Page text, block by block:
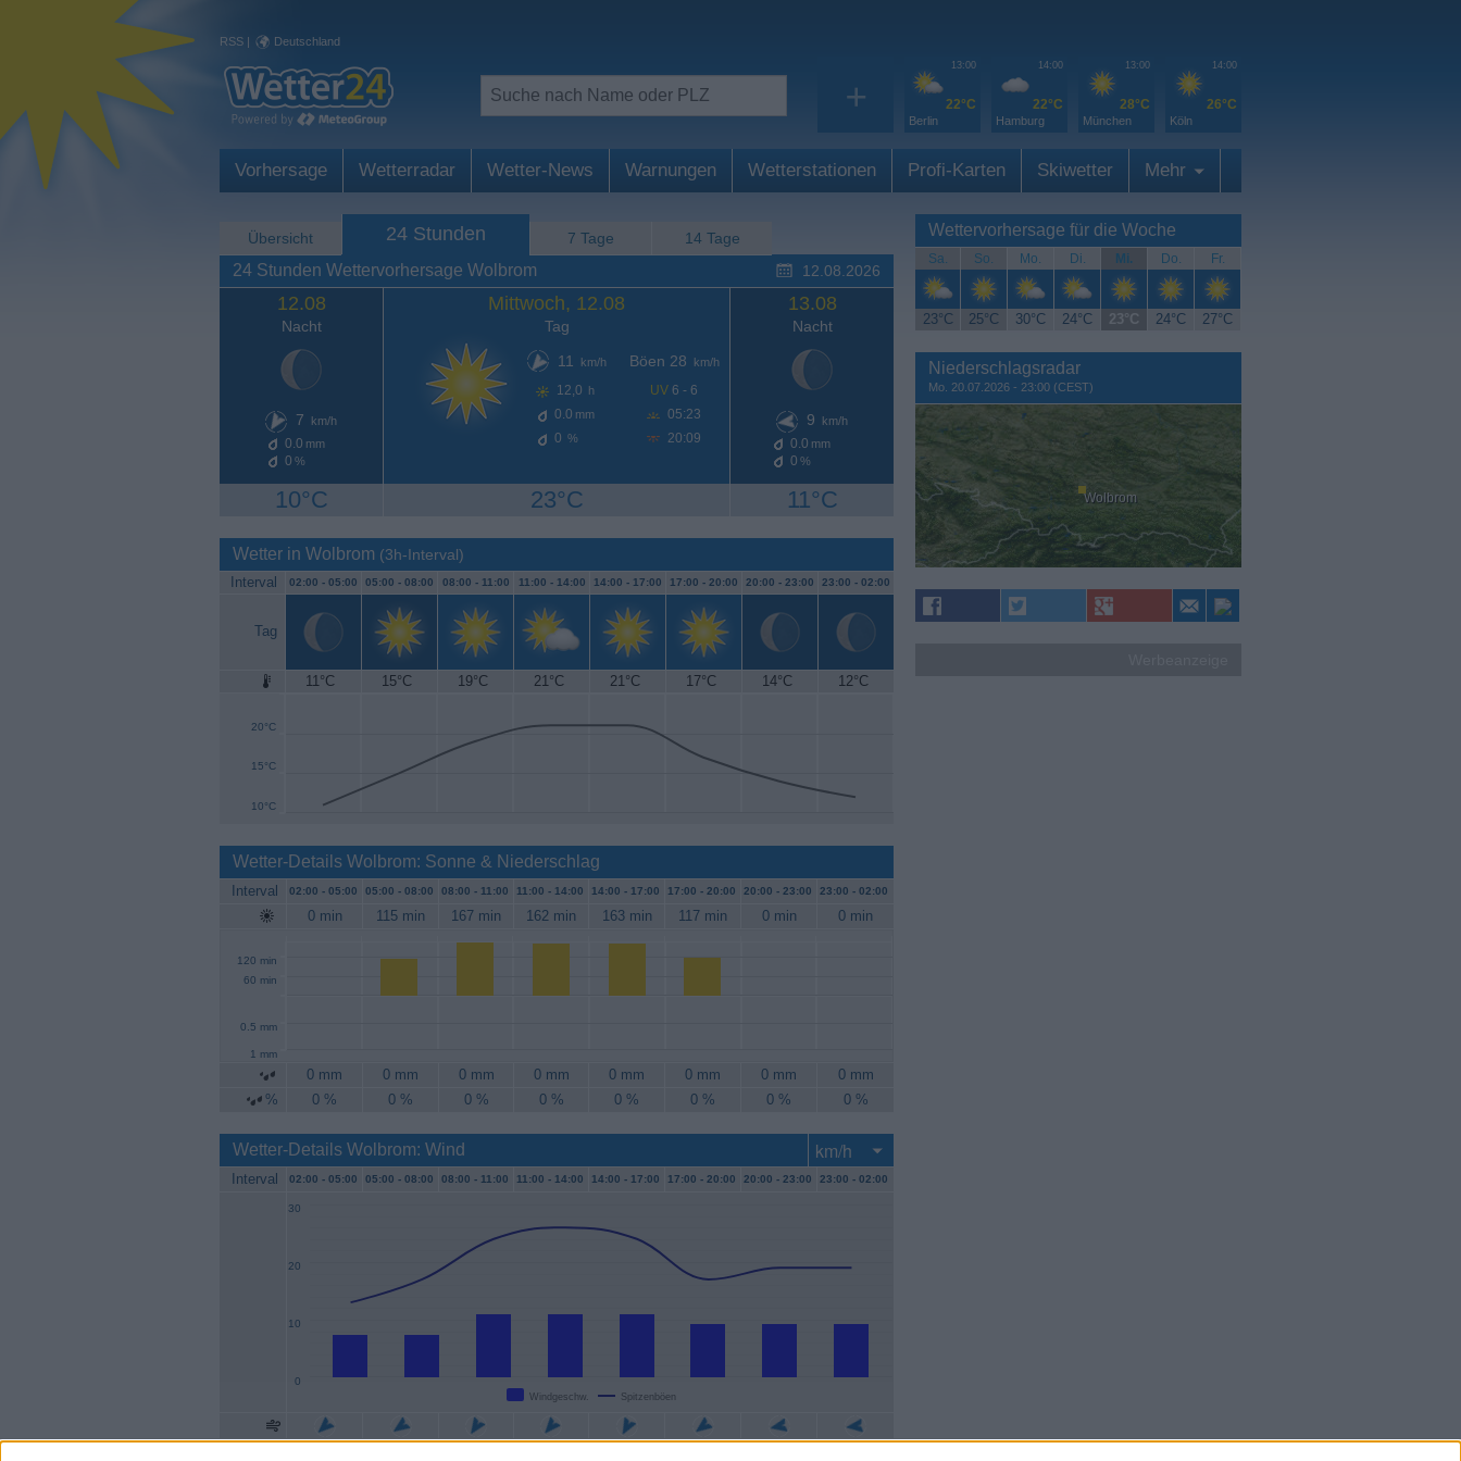
RSS | Deutschland
+
13:00
22°C
Berlin
14:00
22°C
Hamburg
13:00
28°C
München
14:00
26°C
Köln
Vorhersage Wetterradar Wetter-News Warnungen Wetterstationen Profi-Karten Skiwetter Mehr
Übersicht 24 Stunden 7 Tage 14 Tage
24 Stunden Wettervorhersage Wolbrom 12.08.2026
12.08
Nacht
7 km/h
0.0 mm
0 %
10°C
Mittwoch, 12.08
Tag
11
km/h
12,0 h
0.0 mm
0 %
Böen 28 km/h
UV 6 - 6
05:23
20:09
23°C
13.08
Nacht
9 km/h
0.0 mm
0 %
11°C
Wetter in Wolbrom (3h-Interval)
Interval 02:00 - 05:00 05:00 - 08:00 08:00 - 11:00 11:00 - 14:00 14:00 - 17:00 17:00 - 20:00 20:00 - 23:00 23:00 - 02:00
Tag
11°C 15°C 19°C 21°C 21°C 17°C 14°C 12°C
10°C
15°C
20°C
25°C
Wetter-Details Wolbrom: Sonne & Niederschlag
Interval 02:00 - 05:00 05:00 - 08:00 08:00 - 11:00 11:00 - 14:00 14:00 - 17:00 17:00 - 20:00 20:00 - 23:00 23:00 - 02:00
0 min 115 min 167 min 162 min 163 min 117 min 0 min 0 min
60 min
120 min
0.5 mm
1 mm
0 mm 0 mm 0 mm 0 mm 0 mm 0 mm 0 mm
0 mm
%
0 % 0 % 0 % 0 % 0 % 0 % 0 % 0 %
Wetter-Details Wolbrom: Wind
Interval 02:00 - 05:00 05:00 - 08:00 08:00 - 11:00 11:00 - 14:00 14:00 - 17:00 17:00 - 20:00 20:00 - 23:00 23:00 - 02:00
Windgeschw. Spitzenböen
0
10
20
30
Wettervorhersage für die Woche
Sa. So. Mo. Di. Mi. Do. Fr.
23°C 25°C 30°C 24°C 23°C 24°C 27°C
Niederschlagsradar
Mo. 20.07.2026 - 23:00 (CEST)
Wolbrom